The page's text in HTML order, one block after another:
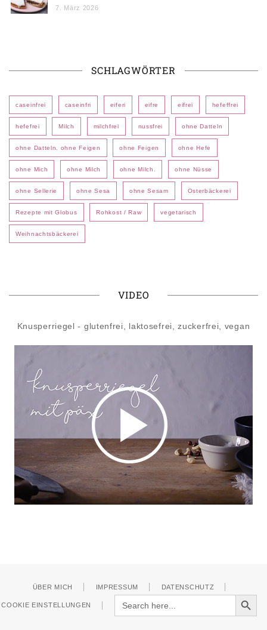
7. März 2026
SCHLAGWÖRTER
caseinfrei caseinfri eiferi eifre eifrei hefeffrei
hefefrei Milch milchfrei nussfrei ohne Datteln
ohne Datteln. ohne Feigen ohne Feigen ohne Hefe
ohne Mich ohne Milch ohne Milch. ohne Nüsse
ohne Sellerie ohne Sesa ohne Sesam Osterbäckerei
Rezepte mit Globus Rohkost / Raw vegetarisch
Weihnachtsbäckerei
VIDEO
Knusperriegel - glutenfrei, laktosefrei, zuckerfrei, vegan
ÜBER MICH IMPRESSUM DATENSCHUTZ
COOKIE EINSTELLUNGEN
Search
for:
Search Button